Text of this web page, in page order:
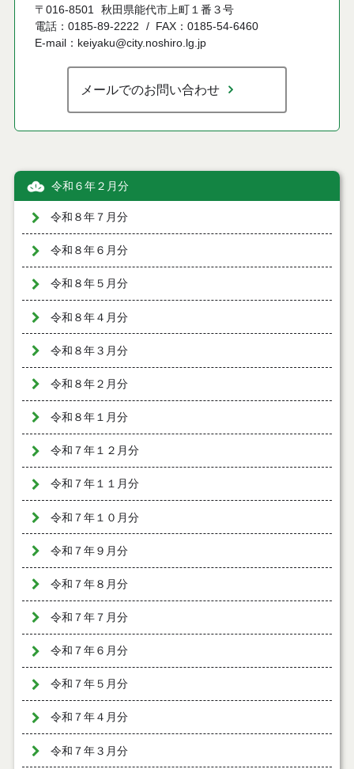
〒016-8501
秋田県能代市上町１番３号
電話：0185-89-2222
FAX：0185-54-6460
E-mail：keiyaku@city.noshiro.lg.jp
メールでのお問い合わせ
令和６年２月分
令和８年７月分
令和８年６月分
令和８年５月分
令和８年４月分
令和８年３月分
令和８年２月分
令和８年１月分
令和７年１２月分
令和７年１１月分
令和７年１０月分
令和７年９月分
令和７年８月分
令和７年７月分
令和７年６月分
令和７年５月分
令和７年４月分
令和７年３月分